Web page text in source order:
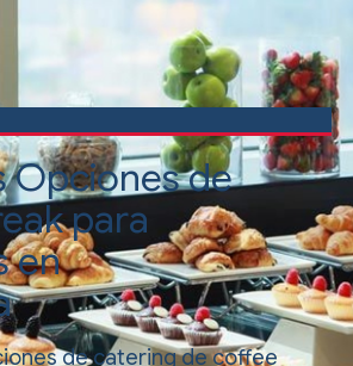
Opciones de
para
en
de catering de coffee